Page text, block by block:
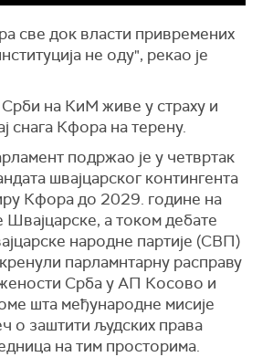
све док власти привремених
не оду", рекао је
Срби на КиМ живе у страху и
снага Кфора на терену.
подржао је у четвртак
швајцарског контингента
Кфора до 2029. године на
Швајцарске, а током дебате
народне партије (СВП)
парламнтарну расправу
Срба у АП Косово и
шта међународне мисије
о заштити људских права
на тим просторима.